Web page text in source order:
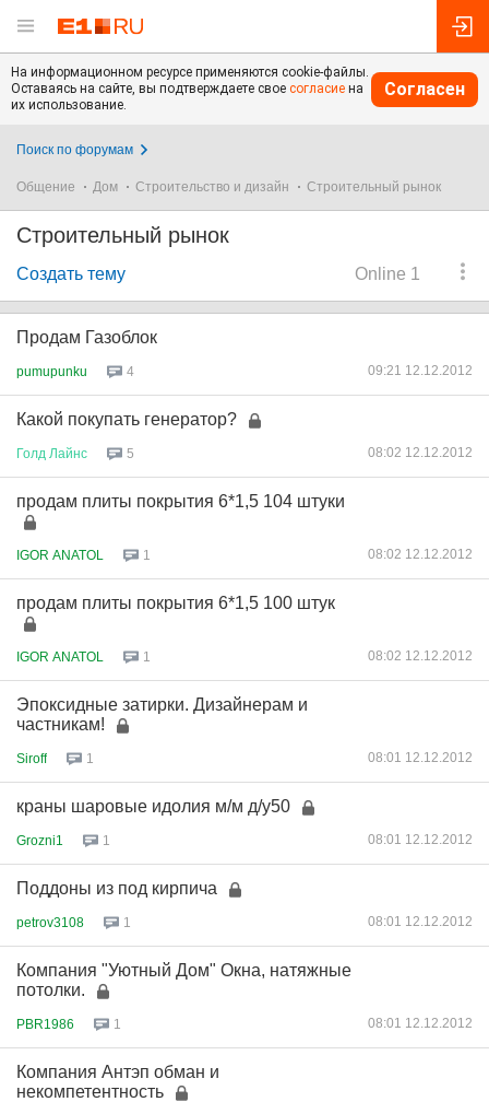
На информационном ресурсе применяются cookie-файлы.
Оставаясь на сайте, вы подтверждаете свое согласие на
их использование.
Согласен
Поиск по форумам
Общение Дом Строительство и дизайн Строительный рынок
Строительный рынок
Online 1
Создать тему
Продам Газоблок
pumupunku 4 09:21 12.12.2012
Какой покупать генератор?
Голд Лайнс 5 08:02 12.12.2012
продам плиты покрытия 6*1,5 104 штуки
IGOR ANATOL 1 08:02 12.12.2012
продам плиты покрытия 6*1,5 100 штук
IGOR ANATOL 1 08:02 12.12.2012
Эпоксидные затирки. Дизайнерам и
частникам!
Siroff 1 08:01 12.12.2012
краны шаровые идолия м/м д/у50
Grozni1 1 08:01 12.12.2012
Поддоны из под кирпича
petrov3108 1 08:01 12.12.2012
Компания "Уютный Дом" Окна, натяжные
потолки.
PBR1986 1 08:01 12.12.2012
Компания Антэп обман и
некомпетентность